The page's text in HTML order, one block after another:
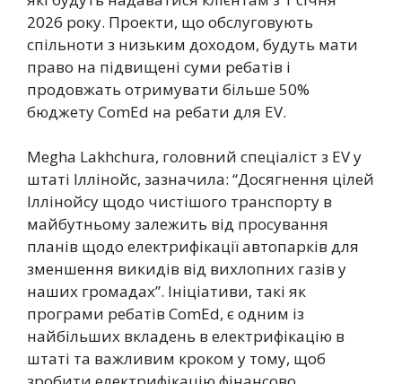
2026 року. Проекти, що обслуговують
спільноти з низьким доходом, будуть мати
право на підвищені суми ребатів і
продовжать отримувати більше 50%
бюджету ComEd на ребати для EV.
Megha Lakhchura, головний спеціаліст з EV у
штаті Іллінойс, зазначила: “Досягнення цілей
Іллінойсу щодо чистішого транспорту в
майбутньому залежить від просування
планів щодо електрифікації автопарків для
зменшення викидів від вихлопних газів у
наших громадах”. Ініціативи, такі як
програми ребатів ComEd, є одним із
найбільших вкладень в електрифікацію в
штаті та важливим кроком у тому, щоб